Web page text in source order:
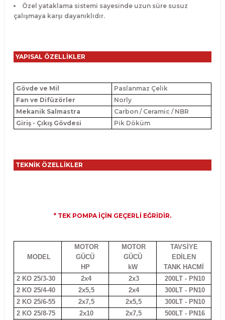
Özel yataklama sistemi sayesinde uzun süre susuz
çalışmaya karşı dayanıklıdır.
YAPISAL ÖZELLİKLER
Gövde ve Mil
Paslanmaz Çelik
Fan ve Difüzörler
Norly
Mekanik Salmastra
Carbon / Ceramic / NBR
Giriş - Çıkış Gövdesi
Pik Döküm
TEKNİK ÖZELLİKLER
* TEK POMPA İÇİN GEÇERLİ EĞRİDİR.
MODEL
MOTOR
GÜCÜ
HP
MOTOR
GÜCÜ
kW
TAVSİYE
EDİLEN
TANK HACMİ
2 KO 25/3-30
2x4 2x3
200LT - PN10
2 KO 25/4-40
2x5,5 2x4
300LT - PN10
2 KO 25/6-55
2x7,5 2x5,5
300LT - PN10
2 KO 25/8-75
2x10 2x7,5 500LT - PN16